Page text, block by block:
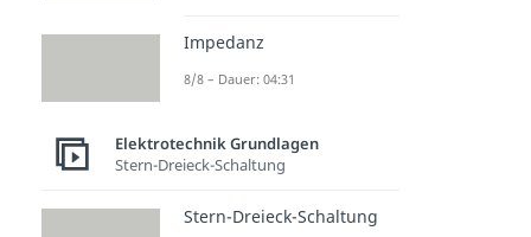
Impedanz
8/8 – Dauer: 04:31
Elektrotechnik Grundlagen
Stern-Dreieck-Schaltung
Stern-Dreieck-Schaltung